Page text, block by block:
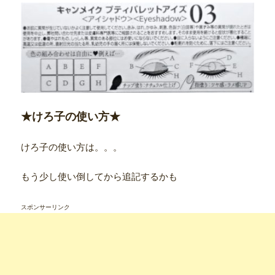
★けろ子の使い方★
けろ子の使い方は。。。
もう少し使い倒してから追記するかも
スポンサーリンク